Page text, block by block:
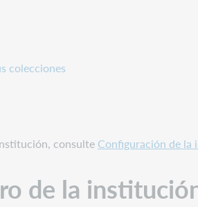
colecciones
consulte Configuración de
de la